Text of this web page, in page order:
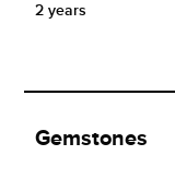
2 years
Gemstones